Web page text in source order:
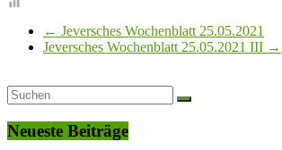
← Jeversches Wochenblatt 25.05.2021
Jeversches Wochenblatt 25.05.2021 III →
Neueste Beiträge